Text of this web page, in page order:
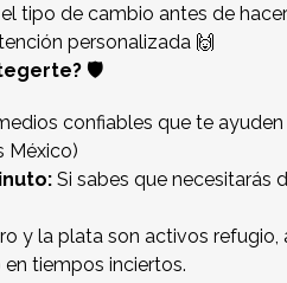
tipo de cambio antes de
personalizada 🙌
🛡️
confiables que te
México)
Si sabes que necesitarás
y la plata son activos refugio,
tiempos inciertos.